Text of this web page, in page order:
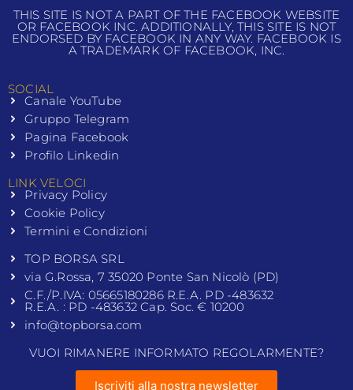
THIS SITE IS NOT A PART OF THE FACEBOOK WEBSITE
OR FACEBOOK INC. ADDITIONALLY, THIS SITE IS NOT
ENDORSED BY FACEBOOK IN ANY WAY. FACEBOOK IS
A TRADEMARK OF FACEBOOK, INC.
SOCIAL
Canale YouTube
Gruppo Telegram
Pagina Facebook
Profilo Linkedin
LINK VELOCI
Privacy Policy
Cookie Policy
Termini e Condizioni
TOP BORSA SRL
via G.Rossa, 7 35020 Ponte San Nicolò (PD)
C.F./P.IVA: 05665180286 R.E.A. PD -483632
R.E.A. : PD -483632 Cap. Soc. € 10200
info@topborsa.com
VUOI RIMANERE INFORMATO REGOLARMENTE?
Iscriviti alla nostra newsletter